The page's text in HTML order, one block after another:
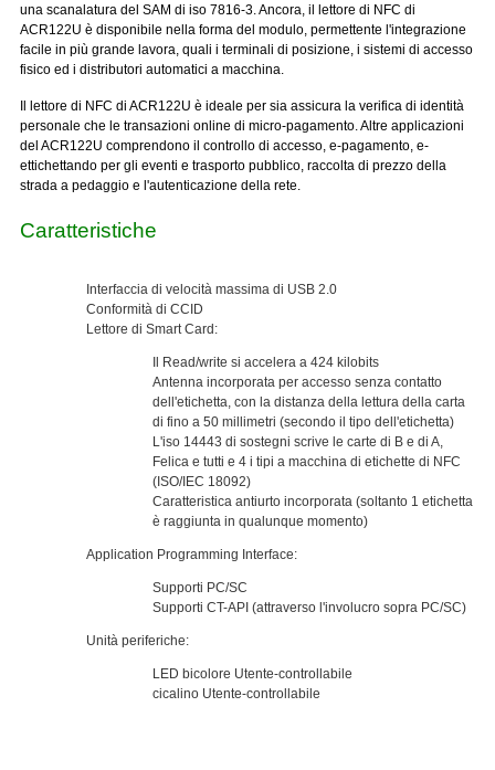
una scanalatura del SAM di iso 7816-3. Ancora, il lettore di NFC di
ACR122U è disponibile nella forma del modulo, permettente l'integrazione
facile in più grande lavora, quali i terminali di posizione, i sistemi di accesso
fisico ed i distributori automatici a macchina.
Il lettore di NFC di ACR122U è ideale per sia assicura la verifica di identità
personale che le transazioni online di micro-pagamento. Altre applicazioni
del ACR122U comprendono il controllo di accesso, e-pagamento, e-
ettichettando per gli eventi e trasporto pubblico, raccolta di prezzo della
strada a pedaggio e l'autenticazione della rete.
Caratteristiche
Interfaccia di velocità massima di USB 2.0
Conformità di CCID
Lettore di Smart Card:
Il Read/write si accelera a 424 kilobits
Antenna incorporata per accesso senza contatto
dell'etichetta, con la distanza della lettura della carta
di fino a 50 millimetri (secondo il tipo dell'etichetta)
L'iso 14443 di sostegni scrive le carte di B e di A,
Felica e tutti e 4 i tipi a macchina di etichette di NFC
(ISO/IEC 18092)
Caratteristica antiurto incorporata (soltanto 1 etichetta
è raggiunta in qualunque momento)
Application Programming Interface:
Supporti PC/SC
Supporti CT-API (attraverso l'involucro sopra PC/SC)
Unità periferiche:
LED bicolore Utente-controllabile
cicalino Utente-controllabile